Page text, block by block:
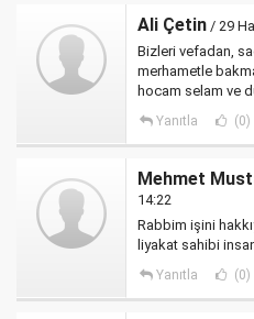
Ali Çetin / 29
Bizleri vefadan,
merhametle
hocam selam ve
Yanıtla (0)
Mehmet
14:22
Rabbim işini
liyakat sahibi
Yanıtla (0)